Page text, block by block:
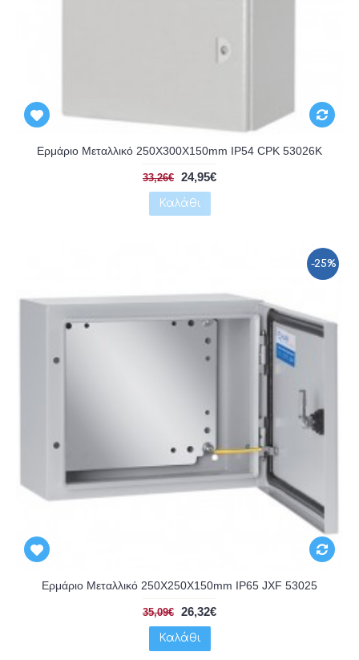
Ερμάριο Μεταλλικό 250X300X150mm IP54 CPK 53026K
33,26€ 24,95€
Καλάθι
-25%
Ερμάριο Μεταλλικό 250X250X150mm IP65 JXF 53025
35,09€ 26,32€
Καλάθι